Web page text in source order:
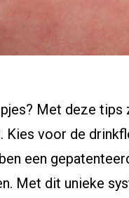
Met deze
voor de
een
Met dit unieke